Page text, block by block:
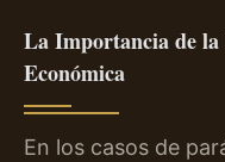
La Importancia de
Económica
En los casos de